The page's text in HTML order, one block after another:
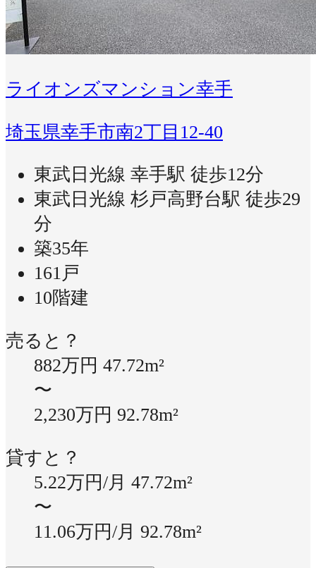
ライオンズマンション幸手
埼玉県幸手市南2丁目12-40
東武日光線 幸手駅 徒歩12分
東武日光線 杉戸高野台駅 徒歩29
分
築35年
161戸
10階建
売ると？
882万円 47.72m²
〜
2,230万円 92.78m²
貸すと？
5.22万円/月 47.72m²
〜
11.06万円/月 92.78m²